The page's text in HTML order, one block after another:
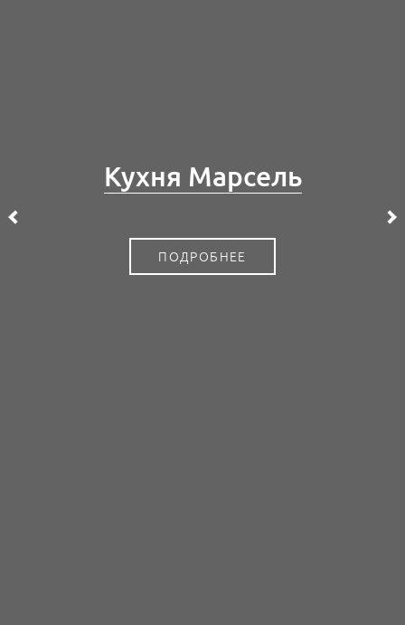
Кухня Марсель
ПОДРОБНЕЕ